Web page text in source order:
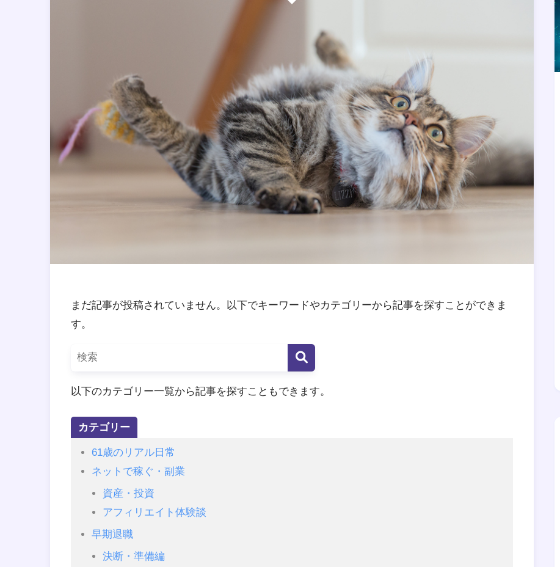
まだ記事が投稿されていません。以下でキーワードやカテゴリーから記事を探すことができま
す。
以下のカテゴリー一覧から記事を探すこともできます。
カテゴリー
61歳のリアル日常
ネットで稼ぐ・副業
資産・投資
アフィリエイト体験談
早期退職
決断・準備編